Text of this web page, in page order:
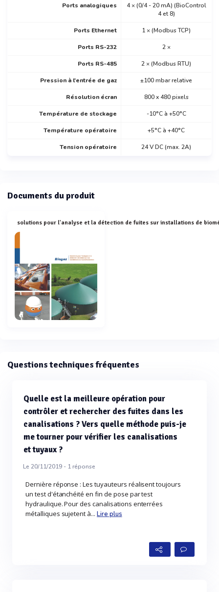
Ports analogiques
4 × (0/4 - 20 mA) (BioControl
4 et 8)
Ports Ethernet 1 × (Modbus TCP)
Ports RS-232 2 ×
Ports RS-485 2 × (Modbus RTU)
Pression à l'entrée de gaz ±100 mbar relative
Résolution écran 800 x 480 pixels
Température de stockage -10°C à +50°C
Température opératoire +5°C à +40°C
Tension opératoire 24 V DC (max. 2A)
Documents du produit
Questions techniques fréquentes
Quelle est la meilleure opération pour
contrôler et rechercher des fuites dans les
canalisations ? Vers quelle méthode puis-je
me tourner pour vérifier les canalisations
et tuyaux ?
Le 20/11/2019 - 1réponse
Dernière réponse : Les tuyauteurs réalisent toujours
un test d'étanchéité en fin de pose par test
hydraulique. Pour des canalisations enterrées
métalliques sujetent à... Lire plus